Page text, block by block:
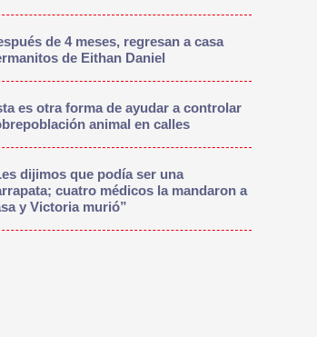
de 4 meses, regresan a casa
de Eithan Daniel
es otra forma de ayudar a controlar
animal en calles
dijimos que podía ser una
cuatro médicos la mandaron a
y Victoria murió”